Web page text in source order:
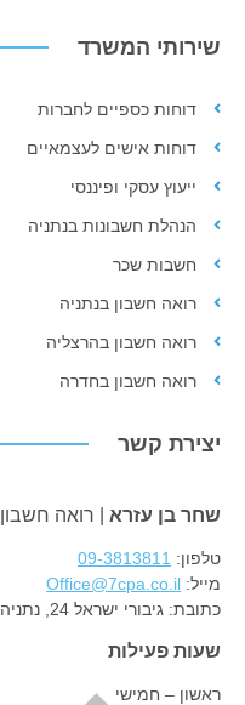
שירותי המשרד
דוחות כספיים לחברות
דוחות אישים לעצמאיים
ייעוץ עסקי ופיננסי
הנהלת חשבונות בנתניה
חשבות שכר
רואה חשבון בנתניה
רואה חשבון בהרצליה
רואה חשבון בחדרה
יצירת קשר
שחר בן עזרא | רואה חשבון
טלפון: 09-3813811
מייל: Office@7cpa.co.il
כתובת: גיבורי ישראל 24, נתניה
שעות פעילות
ראשון – חמישי